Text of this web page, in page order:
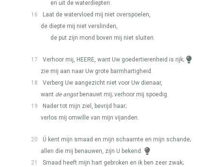
en uit de waterdiepten.
16
Laat de watervloed mij niet overspoelen,
de diepte mij niet verslinden,
de put zijn mond boven mij niet sluiten.
17 Verhoor mij, HEERE, want Uw goedertierenheid is rijk;
zie mij aan naar Uw grote barmhartigheid.
18
Verberg Uw aangezicht niet voor Uw dienaar,
want de angstbenauwt mij; verhoor mij spoedig.
19
Nader tot mijn ziel, bevrijd haar;
verlos mij omwille van mijn vijanden.
20
Ú kent mijn smaad en mijn schaamte en mijn schande;
allen die mij benauwen, zijn U bekend.
21
Smaad heeft mijn hart gebroken en ik ben zeer zwak;